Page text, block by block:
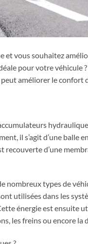
vous souhaitez
pour votre véhicule
améliorer le
il s’agit d’une balle
recouverte d’une
nombreux types de
utilisées dans les
énergie est ensuite
les freins ou encore la